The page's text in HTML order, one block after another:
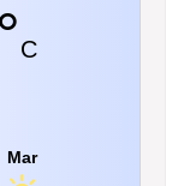
C
Mar